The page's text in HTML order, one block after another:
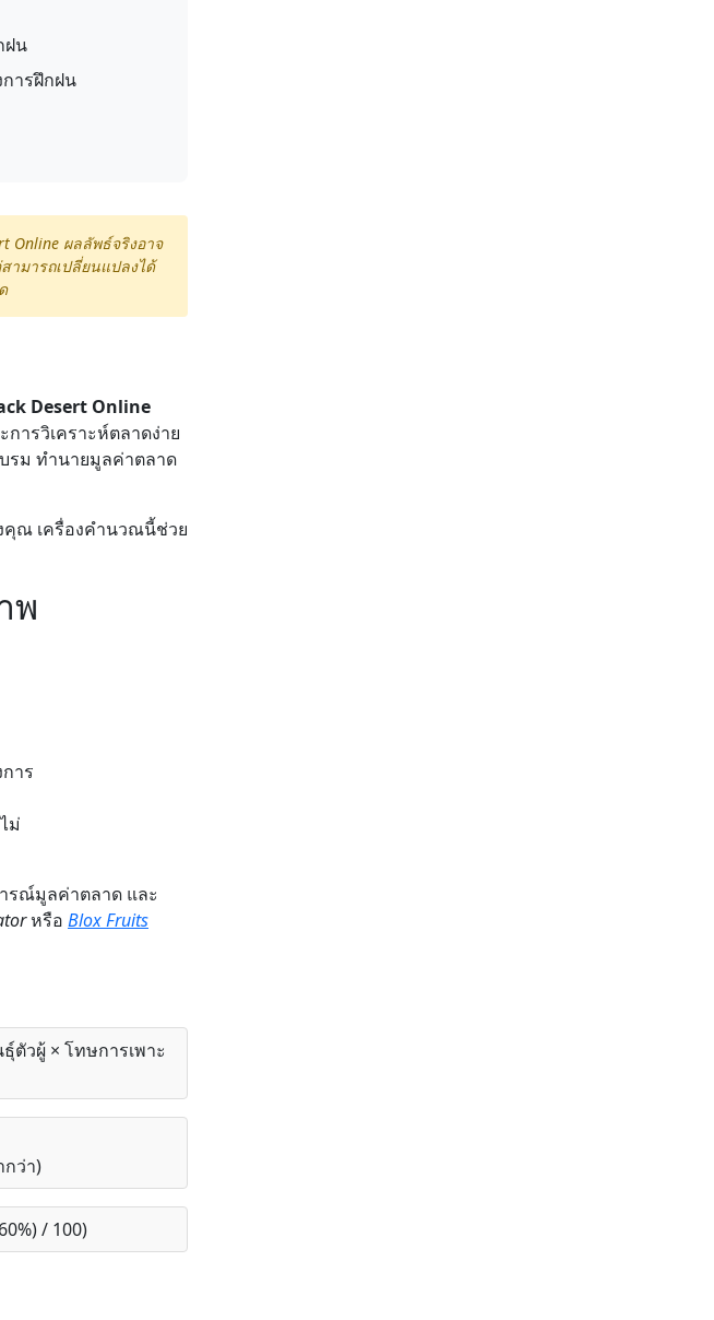
ฝน
ารฝึกฝน
Online ผลลัพธ์จริงอาจ
ามารถเปลี่ยนแปลงได้
Desert Online
ารวิเคราะห์ตลาดง่าย
รม ทำนายมูลค่าตลาด
คุณ เครื่องคำนวณนี้ช่วย
พ
าร
ม่
รณ์มูลค่าตลาด และ
หรือ Blox Fruits
ตัวผู้ × โทษการเพาะ
ว่า)
/ 100)